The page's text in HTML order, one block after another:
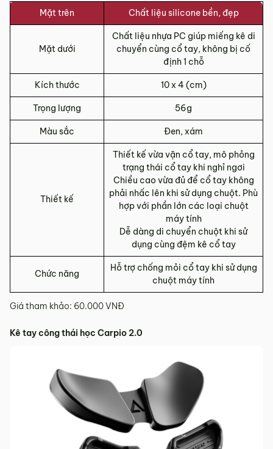
Mặt trên Chất liệu silicone bền, đẹp
Mặt dưới
Chất liệu nhựa PC giúp miếng kê di
chuyển cùng cổ tay, không bị cố
định 1 chỗ
Kích thước 10 x 4 (cm)
Trọng lượng 56g
Màu sắc Đen, xám
Thiết kế
Thiết kế vừa vặn cổ tay, mô phỏng
trạng thái cổ tay khi nghỉ ngơi
Chiều cao vừa đủ để cổ tay không
phải nhấc lên khi sử dụng chuột. Phù
hợp với phần lớn các loại chuột
máy tính
Dễ dàng di chuyển chuột khi sử
dụng cùng đệm kê cổ tay
Chức năng
Hỗ trợ chống mỏi cổ tay khi sử dụng
chuột máy tính
Giá tham khảo: 60.000 VNĐ
Kê tay công thái học Carpio 2.0